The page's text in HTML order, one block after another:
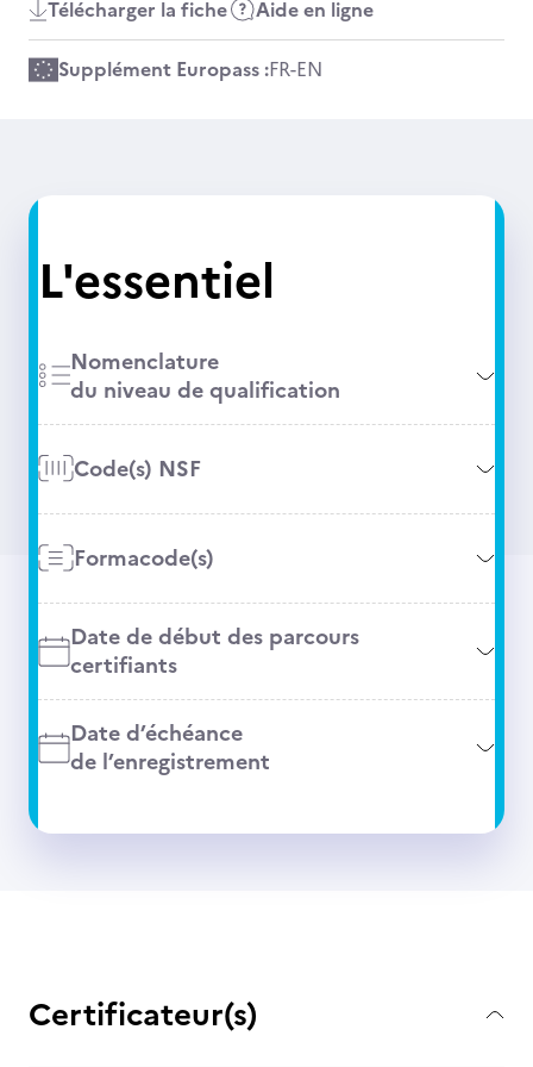
Télécharger la fiche Aide en ligne
Supplément Europass :FR-EN
L'essentiel
Nomenclature
du niveau de qualification
Code(s) NSF
Formacode(s)
Date de début des parcours
certifiants
Date d’échéance
de l’enregistrement
Certificateur(s)